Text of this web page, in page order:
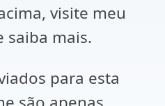
visite meu
saiba mais.
para esta